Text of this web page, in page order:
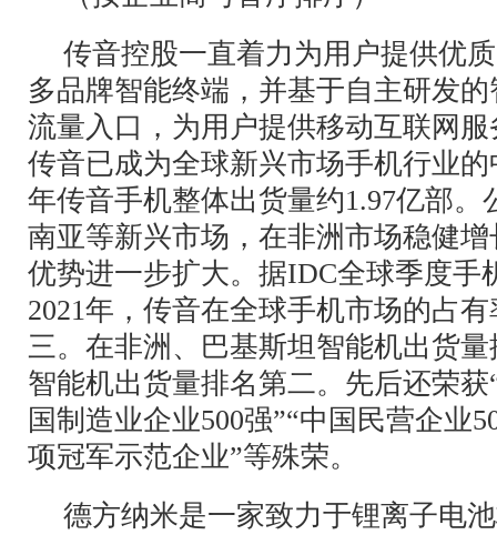
传音控股一直着力为用户提供优
多品牌智能终端，并基于自主研发
流量入口，为用户提供移动互联网
传音已成为全球新兴市场手机行业
年传音手机整体出货量约1.97亿部。
南亚等新兴市场，在非洲市场稳健
优势进一步扩大。据IDC全球季度手
2021年，传音在全球手机市场的占
三。在非洲、巴基斯坦智能机出货
智能机出货量排名第二。先后还荣获
国制造业企业500强”“中国民营企业
项冠军示范企业”等殊荣。
德方纳米是一家致力于锂离子电